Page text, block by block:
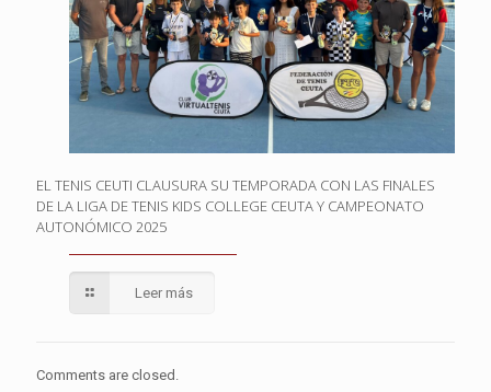
EL TENIS CEUTI CLAUSURA SU TEMPORADA CON LAS FINALES
DE LA LIGA DE TENIS KIDS COLLEGE CEUTA Y CAMPEONATO
AUTONÓMICO 2025
Leer más
Comments are closed.